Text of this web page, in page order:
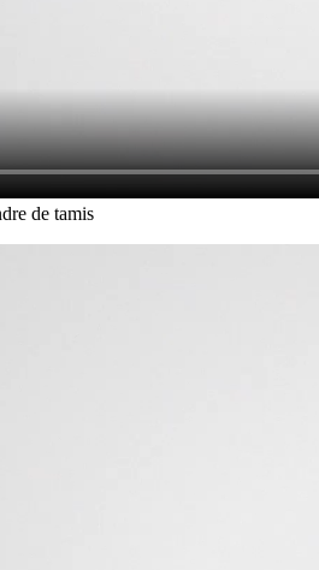
de tamis